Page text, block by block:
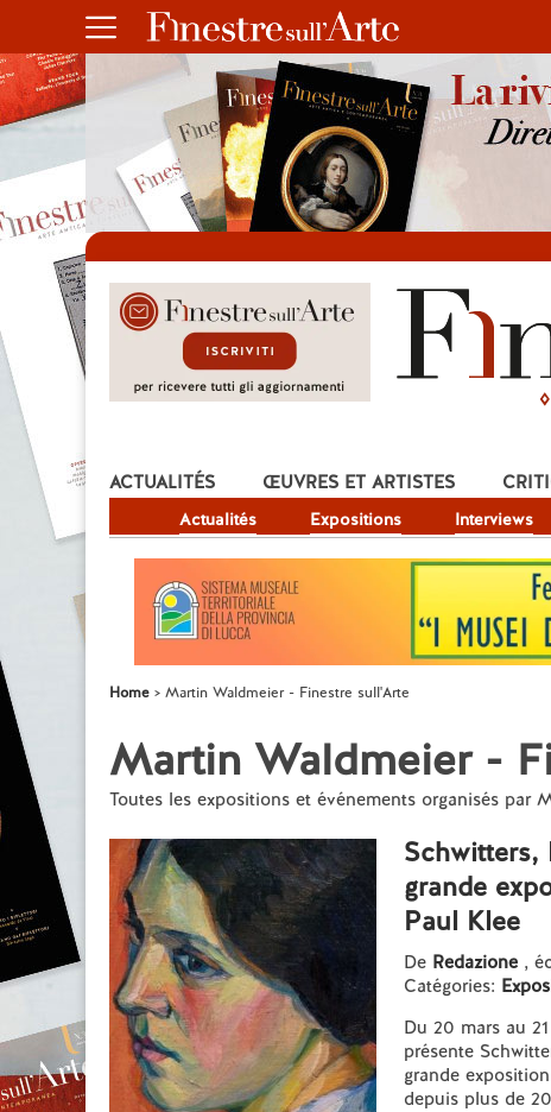
ACTUALITÉS
Actualités Expositions Interviews
ŒUVRES ET ARTISTES
Home Martin Waldmeier - Finestre sull'Arte
Martin Waldmeier -
Toutes les expositions et événements organisés par
Schwitters,
grande
Paul Klee
De Redazione ,
Catégories:
Du 20 mars au
présente
grande
depuis plus de